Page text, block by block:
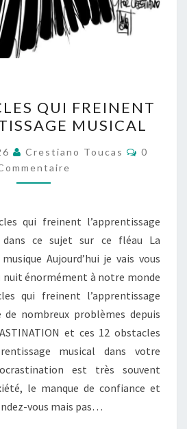
OBSTACLES
QUI
FREINENT
L’APPRENTISSAGE
MUSICAL
QUI FREINENT
MUSICAL
Crestiano Toucas
0
qui freinent l’apprentissage
ce sujet sur ce fléau La
Aujourd’hui je vais vous
nuit énormément à notre monde
qui freinent l’apprentissage
de nombreux problèmes depuis
et ces 12 obstacles
musical dans votre
est très souvent
le manque de confiance et
vous mais pas…